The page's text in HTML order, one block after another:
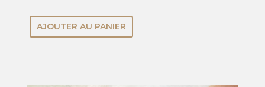
AJOUTER AU PANIER